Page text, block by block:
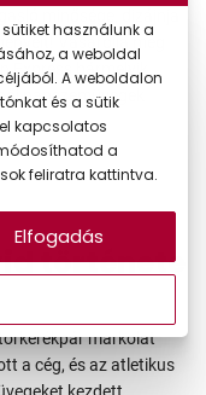
Vásárolja meg
Express bármelyik
napszemüvegek
története
markolat
a cég, és az atletikus
használunk a
a weboldal
A weboldalon
és a sütik
kapcsolatos
a
feliratra kattintva.
Elfogadás